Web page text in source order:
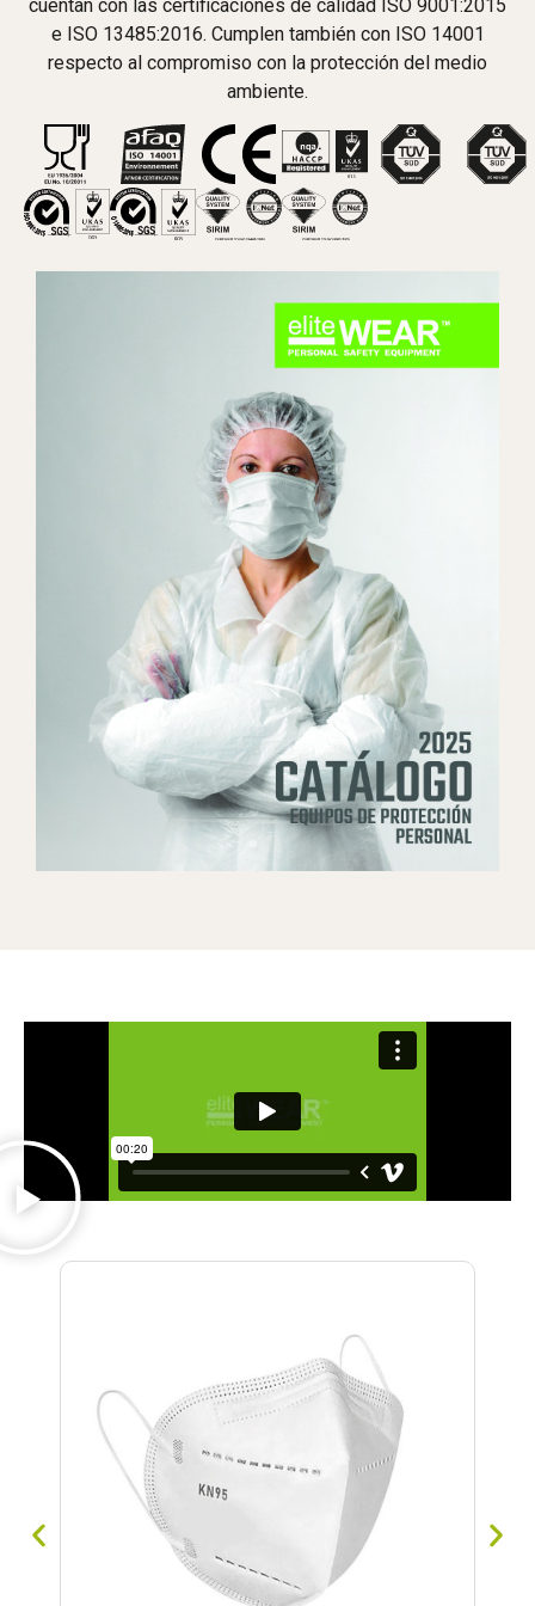
cuentan con las certificaciones de calidad ISO 9001:2015
e ISO 13485:2016. Cumplen también con ISO 14001
respecto al compromiso con la protección del medio
ambiente.